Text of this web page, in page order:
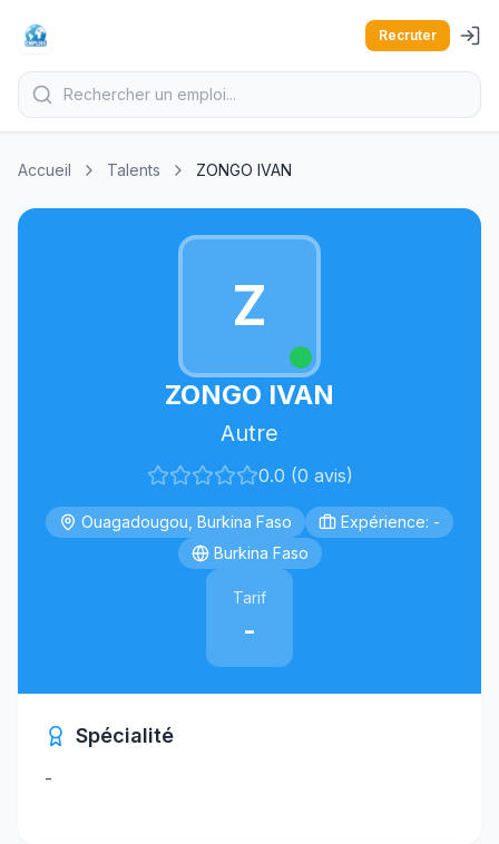
Recruter
Accueil Talents ZONGO IVAN
Z
ZONGO IVAN
Autre
0.0 (0 avis)
Ouagadougou, Burkina Faso
Expérience: -
Burkina Faso
Tarif
-
Spécialité
-